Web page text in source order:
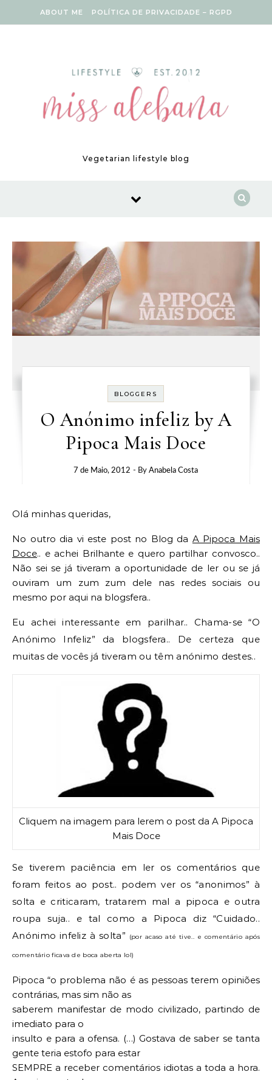
ABOUT ME POLÍTICA DE PRIVACIDADE – RGPD
Vegetarian lifestyle blog
BLOGGERS
O Anónimo infeliz by A
Pipoca Mais Doce
7 de Maio, 2012 - ByAnabela Costa
Olá minhas queridas,
No outro dia vi este post no Blog da A Pipoca Mais
Doce.. e achei Brilhante e quero partilhar convosco..
Não sei se já tiveram a oportunidade de ler ou se já
ouviram um zum zum dele nas redes sociais ou
mesmo por aqui na blogsfera..
Eu achei interessante em parilhar.. Chama-se “O
Anónimo Infeliz” da blogsfera.. De certeza que
muitas de vocês já tiveram ou têm anónimo destes..
Cliquem na imagem para lerem o post da A Pipoca
Mais Doce
Se tiverem paciência em ler os comentários que
foram feitos ao post.. podem ver os “anonimos” à
solta e criticaram, tratarem mal a pipoca e outra
roupa suja.. e tal como a Pipoca diz “Cuidado..
Anónimo infeliz à solta”
(por acaso até tive.. e comentário após
comentário ficava de boca aberta lol)
Pipoca “o problema não é as pessoas terem opiniões
contrárias, mas sim não as
saberem manifestar de modo civilizado, partindo de
imediato para o
insulto e para a ofensa. (…) Gostava de saber se tanta
gente teria estofo para estar
SEMPRE a receber comentários idiotas a toda a hora.